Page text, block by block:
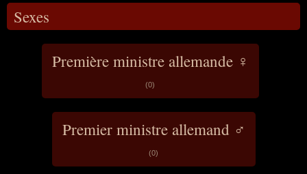
Sexes
Première ministre allemande ♀
(0)
Premier ministre allemand ♂
(0)